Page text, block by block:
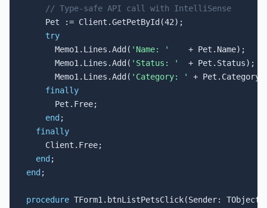
// Type-safe API call with IntelliSense
    Pet := Client.GetPetById(42);
try
      Memo1.Lines.Add(
'Name: '
    + Pet.Name);
      Memo1.Lines.Add(
'Status: '
  + Pet.Status);
      Memo1.Lines.Add(
'Category: '
+
finally
      Pet.Free;
end ;
finally
    Client.Free;
end
end ;
procedure